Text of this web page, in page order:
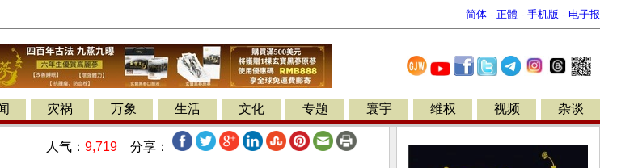
简体 - 正體 - 手机版 - 电子报
灾祸 万象 生活 文化 专题 寰宇 维权 视频 杂谈
人气： 9,719 分享：